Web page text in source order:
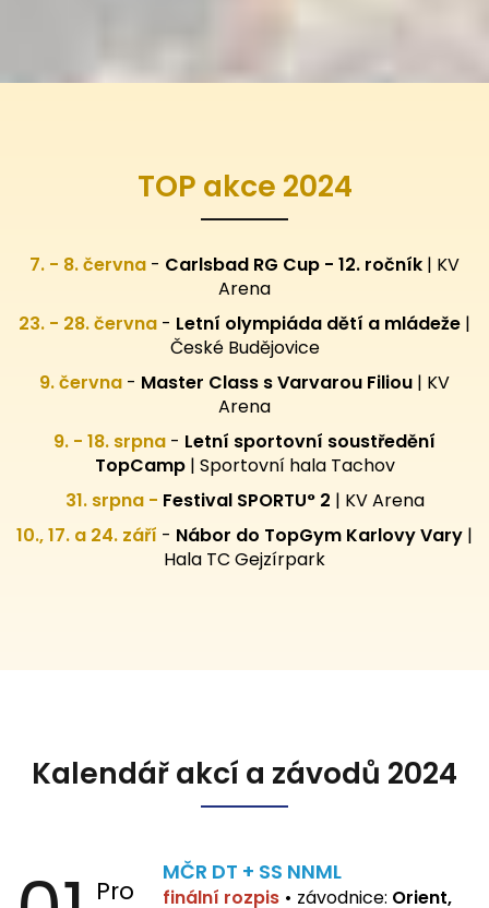
TOP akce 2024
7. - 8. června - Carlsbad RG Cup - 12. ročník | KV
Arena
23. - 28. června - Letní olympiáda dětí a mládeže |
České Budějovice
9. června - Master Class s Varvarou Filiou | KV
Arena
9. - 18. srpna - Letní sportovní soustředění
TopCamp| Sportovní hala Tachov
31. srpna - Festival SPORTU° 2 | KV Arena
10., 17. a 24. září - Nábor do TopGym Karlovy Vary |
Hala TC Gejzírpark
Kalendář akcí a závodů 2024
Pro
MČR DT + SS NNML
finální rozpis • závodnice: Orient,